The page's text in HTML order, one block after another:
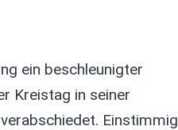
ein beschleunigter
Kreistag in seiner
Einstimmig